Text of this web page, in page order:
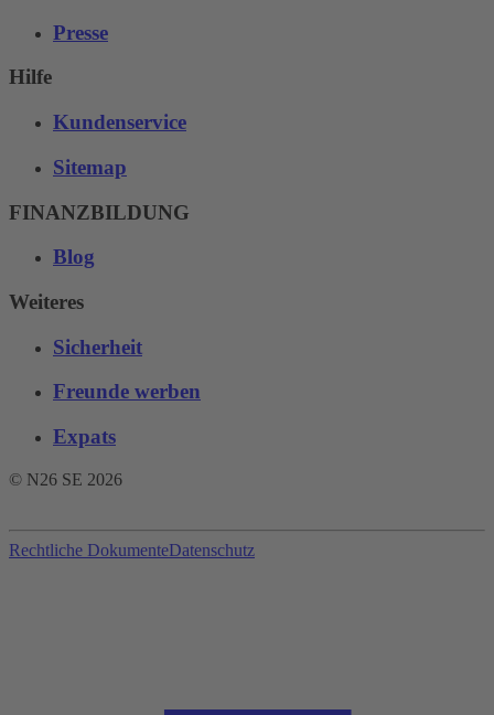
Presse
Hilfe
Kundenservice
Sitemap
FINANZBILDUNG
Blog
Weiteres
Sicherheit
Freunde werben
Expats
© N26 SE 2026
Rechtliche DokumenteDatenschutz